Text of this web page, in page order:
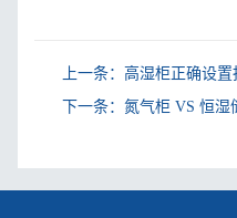
上一条： 高湿柜正确设
下一条： 氮气柜 VS 恒湿